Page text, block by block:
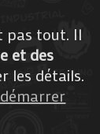
pas tout. Il
et des
les détails.